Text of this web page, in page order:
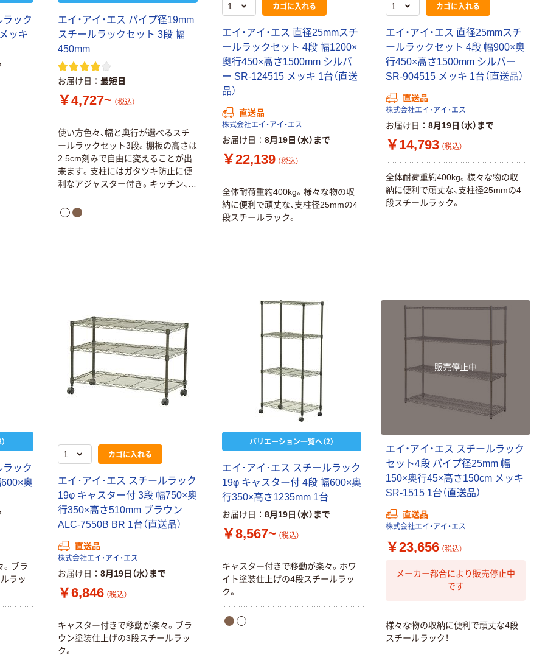
ラック
ッキ
エイ・アイ・エス パイプ径19mm
スチールラックセット 3段 幅
450mm
お届け日 最短日
￥4,727~ （税込）
使い方色々、幅と奥行が選べるスチ
ールラックセット3段。棚板の高さは
2.5cm刻みで自由に変えることが出
来ます。支柱にはガタツキ防止に便
利なアジャスター付き。キッチン、パ
ソコン周り、リビング、子供部屋な
ど、様々な場面での収納に。支柱径
カゴに入れる
エイ・アイ・エス 直径25mmスチ
ールラックセット 4段 幅1200×
奥行450×高さ1500mm シルバ
ー SR-124515 メッキ 1台（直送
品）
直送品
株式会社エイ・アイ・エス
お届け日 8月19日（水）まで
￥22,139 （税込）
全体耐荷重約400kg。様々な物の収
納に便利で頑丈な、支柱径25mmの4
段スチールラック。
カゴに入れる
エイ・アイ・エス 直径25mmスチ
ールラックセット 4段 幅900×奥
行450×高さ1500mm シルバー
SR-904515 メッキ 1台（直送品）
直送品
株式会社エイ・アイ・エス
お届け日 8月19日（水）まで
￥14,793 （税込）
全体耐荷重約400kg。様々な物の収
納に便利で頑丈な、支柱径25mmの4
段スチールラック。
ラック
奥
。ブラ
ラッ
カゴに入れる
エイ･アイ･エス スチールラック
19φ キャスター付 3段 幅750×奥
行350×高さ510mm ブラウン
ALC-7550B BR 1台（直送品）
直送品
株式会社エイ・アイ・エス
お届け日 8月19日（水）まで
￥6,846 （税込）
キャスター付きで移動が楽々。ブラ
ウン塗装仕上げの3段スチールラッ
ク。
バリエーション一覧へ（2）
エイ･アイ･エス スチールラック
19φ キャスター付 4段 幅600×奥
行350×高さ1235mm 1台
お届け日 8月19日（水）まで
￥8,567~ （税込）
キャスター付きで移動が楽々。ホワ
イト塗装仕上げの4段スチールラッ
ク。
販売停止中
エイ・アイ・エス スチールラック
セット4段 パイプ径25mm 幅
150×奥行45×高さ150cm メッキ
SR-1515 1台（直送品）
直送品
株式会社エイ・アイ・エス
￥23,656 （税込）
メーカー都合により販売停止中
です
様々な物の収納に便利で頑丈な4段
スチールラック！
本気プライス
100% 6ロール
リサイクル100
芯あり FSC認
￥455~ （税込）
本気プライス
嬬恋銘水 ナチュ
ラルミネラルウ
ォーター 500ml
キャップシール
付き／2Lラベル
レス 10本
￥1,037~
（税込）
本気プライス
中判 バージンパ
ルプ100％ 200
枚入 PEFC認証
シングル アスク
￥156~
オリジナル
指定医薬部外品
￥140~
本気プライス
ティッシュペー
パー ボックス
モカ 200組 5個
アスクル オリジ
ナルティッシュ
PEFC認証
オリジナル
【アスクル限定】
ファーストレイ
ト ニトリルグ
乾電池 単3
電池 北欧パッ
ケージ アスク
ルオリジナル
￥140~
本気プライス
【ガムテープ】ア
スクル 現場のチ
プ
オリジナル
コピー用紙 ア
ペーパー スーパ
ーホワイト+
￥149~ （税込）
本気プライス
100％ 200枚
ル 大王製紙共同
企画 オリジナル
￥149~
本気プライス
パー ボックス
150組 5箱入 ア